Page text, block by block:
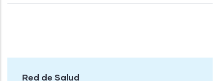
Red de Salud